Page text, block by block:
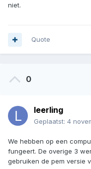
niet.
Quote
0
leerling
Geplaatst: 4
We hebben op een
fungeert. De overige 3
gebruiken de pem versie